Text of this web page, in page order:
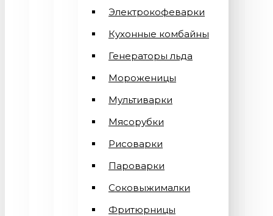
Электрокофеварки
Кухонные комбайны
Генераторы льда
Мороженицы
Мультиварки
Мясорубки
Рисоварки
Пароварки
Соковыжималки
Фритюрницы